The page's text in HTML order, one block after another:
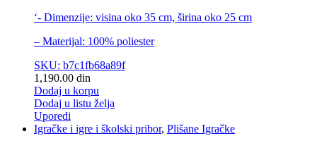
‘- Dimenzije: visina oko 35 cm, širina oko 25 cm
– Materijal: 100% poliester
SKU: b7c1fb68a89f
1,190.00 din
Dodaj u korpu
Dodaj u listu želja
Uporedi
Igračke i igre i školski pribor, Plišane Igračke